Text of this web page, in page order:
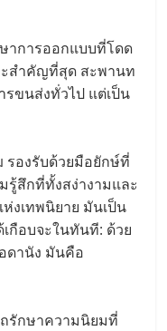
าการออกแบบที่โดด
ะสําคัญที่สุด สะพานท
รขนส่งทั่วไป แต่เป็น
รองรับด้วยมือยักษ์ที่
รู้สึกที่ทั้งสง่างามและ
งเทพนิยาย มันเป็น
กือบจะในทันที: ด้วย
ดานัง มันคือ
รักษาความนิยมที่